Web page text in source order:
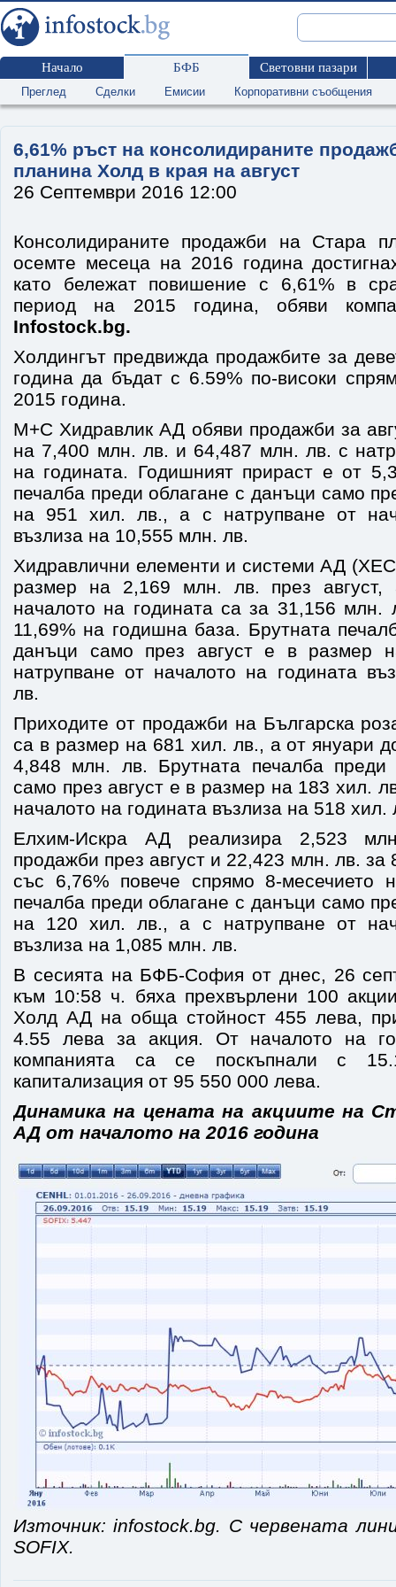
Начало БФБ Световни пазари
Преглед Сделки Емисии Корпоративни съобщения
6,61% ръст на консолидираните
планина Холд в края на август
26 Септември 2016 12:00
Консолидираните продажби на Стара
осемте месеца на 2016 година
като бележат повишение с 6,61% в
период на 2015 година, обяви
Infostock.bg.
Холдингът предвижда продажбите за
година да бъдат с 6.59% по-високи
2015 година.
М+С Хидравлик АД обяви продажби за
на 7,400 млн. лв. и 64,487 млн. лв. с
на годината. Годишният прираст е от
печалба преди облагане с данъци само
на 951 хил. лв., а с натрупване от
възлиза на 10,555 млн. лв.
Хидравлични елементи и системи АД
размер на 2,169 млн. лв. през август,
началото на годината са за 31,156 млн.
11,69% на годишна база. Брутната
данъци само през август е в размер
натрупване от началото на годината
лв.
Приходите от продажби на Българска
са в размер на 681 хил. лв., а от януари
4,848 млн. лв. Брутната печалба преди
само през август е в размер на 183 хил.
началото на годината възлиза на 518
Елхим-Искра АД реализира 2,523
продажби през август и 22,423 млн. лв. за
със 6,76% повече спрямо 8-месечието
печалба преди облагане с данъци само
на 120 хил. лв., а с натрупване от
възлиза на 1,085 млн. лв.
В сесията на БФБ-София от днес, 26
към 10:58 ч. бяха прехвърлени 100
Холд АД на обща стойност 455 лева,
4.55 лева за акция. От началото на
компанията са се поскъпнали с
капитализация от 95 550 000 лева.
Динамика на цената на акциите на
АД от началото на 2016 година
Източник: infostock.bg. С червената
SOFIX.